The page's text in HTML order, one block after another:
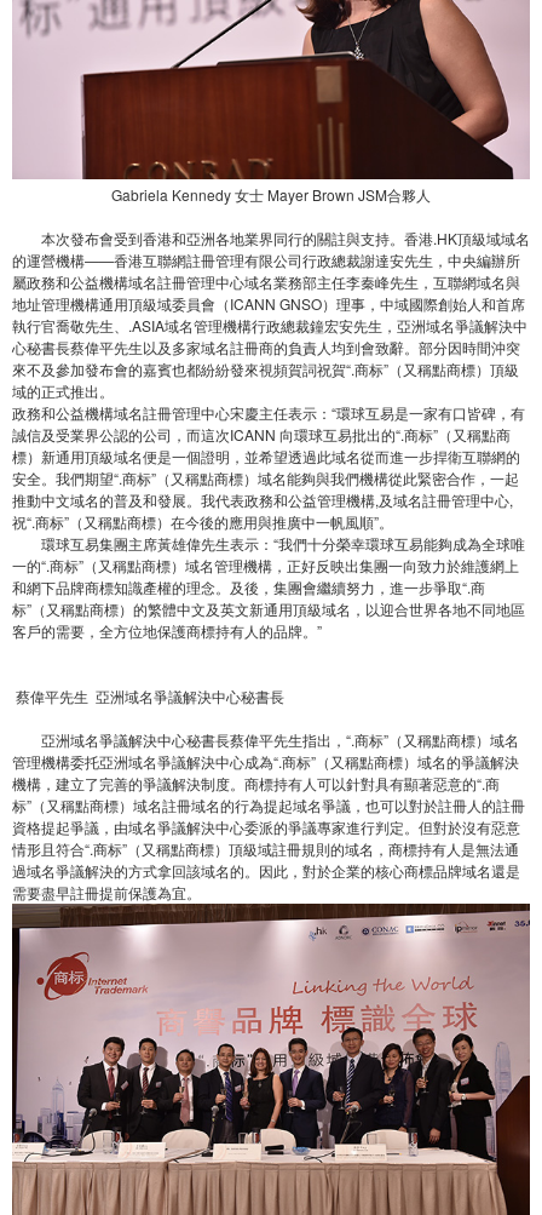
Gabriela Kennedy 女士 Mayer Brown JSM合夥人
本次發布會受到香港和亞洲各地業界同行的關註與支持。香港.HK頂級域域名
的運營機構——香港互聯網註冊管理有限公司行政總裁謝達安先生，中央編辦所
屬政務和公益機構域名註冊管理中心域名業務部主任李秦峰先生，互聯網域名與
地址管理機構通用頂級域委員會（ICANN GNSO）理事，中域國際創始人和首席
執行官喬敬先生、.ASIA域名管理機構行政總裁鐘宏安先生，亞洲域名爭議解決中
心秘書長蔡偉平先生以及多家域名註冊商的負責人均到會致辭。部分因時間沖突
來不及參加發布會的嘉賓也都紛紛發來視頻賀詞祝賀“.商标”（又稱點商標）頂級
域的正式推出。
政務和公益機構域名註冊管理中心宋慶主任表示：“環球互易是一家有口皆碑，有
誠信及受業界公認的公司，而這次ICANN 向環球互易批出的“.商标”（又稱點商
標）新通用頂級域名便是一個證明，並希望透過此域名從而進一步捍衛互聯網的
安全。我們期望“.商标”（又稱點商標）域名能夠與我們機構從此緊密合作，一起
推動中文域名的普及和發展。我代表政務和公益管理機構,及域名註冊管理中心,
祝“.商标”（又稱點商標）在今後的應用與推廣中一帆風順”。
環球互易集團主席黃雄偉先生表示：“我們十分榮幸環球互易能夠成為全球唯
一的“.商标”（又稱點商標）域名管理機構，正好反映出集團一向致力於維護網上
和網下品牌商標知識產權的理念。及後，集團會繼續努力，進一步爭取“.商
标”（又稱點商標）的繁體中文及英文新通用頂級域名，以迎合世界各地不同地區
客戶的需要，全方位地保護商標持有人的品牌。”
蔡偉平先生 亞洲域名爭議解決中心秘書長
亞洲域名爭議解決中心秘書長蔡偉平先生指出，“.商标”（又稱點商標）域名
管理機構委托亞洲域名爭議解決中心成為“.商标”（又稱點商標）域名的爭議解決
機構，建立了完善的爭議解決制度。商標持有人可以針對具有顯著惡意的“.商
标”（又稱點商標）域名註冊域名的行為提起域名爭議，也可以對於註冊人的註冊
資格提起爭議，由域名爭議解決中心委派的爭議專家進行判定。但對於沒有惡意
情形且符合“.商标”（又稱點商標）頂級域註冊規則的域名，商標持有人是無法通
過域名爭議解決的方式拿回該域名的。因此，對於企業的核心商標品牌域名還是
需要盡早註冊提前保護為宜。